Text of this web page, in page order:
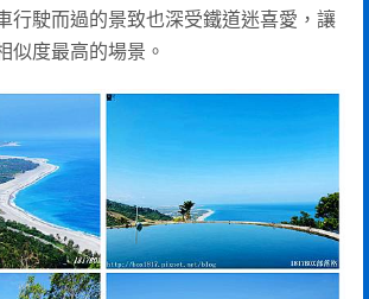
行駛而過的景致也深受鐵道迷喜愛，讓
似度最高的場景。